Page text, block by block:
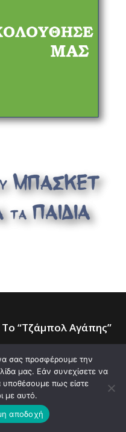
Το “Τζάμπολ Αγάπης”
ΑΜΚΕ “Τζάμπολ της
σας προσφέρουμε την
μας. Εάν συνεχίσετε να
υποθέσουμε πως είστε
με αυτό.
αποδοχή